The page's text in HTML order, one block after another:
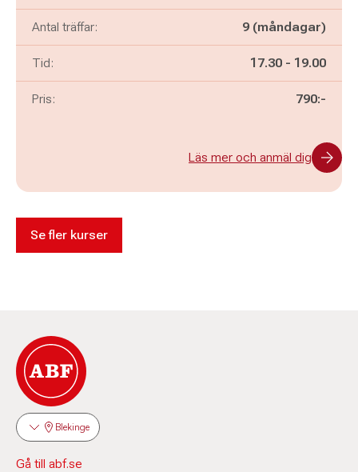
Antal träffar: 9 (måndagar)
Tid: Pågår mellan
17.30 - och
19.00
Pris: 790:-
Läs mer och anmäl dig
Se fler kurser
Blekinge
Gå till abf.se